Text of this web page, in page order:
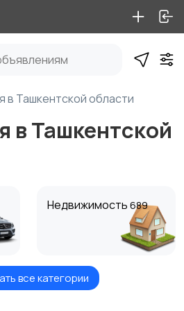
в Ташкентской области
в Ташкентской
Недвижимость 689
Детские товары
все категории